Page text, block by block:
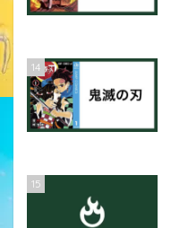
14
15